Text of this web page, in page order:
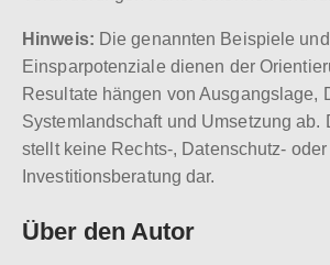
Hinweis: Die genannten Beispiele und
Einsparpotenziale dienen der
Resultate hängen von Ausgangslage,
Systemlandschaft und Umsetzung ab.
stellt keine Rechts-, Datenschutz- oder
Investitionsberatung dar.
Über den Autor